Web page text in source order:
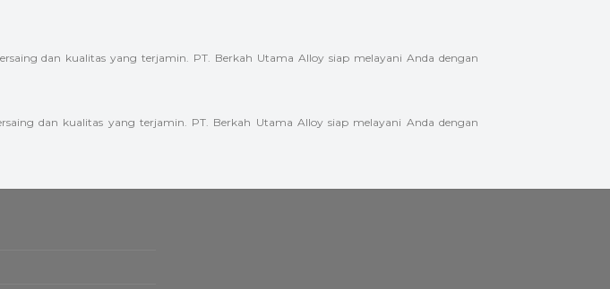
dan kualitas yang terjamin. PT. Berkah Utama Alloy siap melayani Anda dengan
dan kualitas yang terjamin. PT. Berkah Utama Alloy siap melayani Anda dengan